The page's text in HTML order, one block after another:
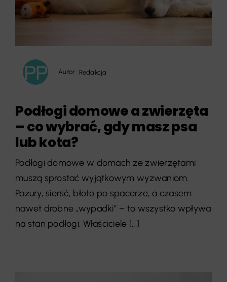
Autor: Redakcja
Podłogi domowe a zwierzęta
– co wybrać, gdy masz psa
lub kota?
Podłogi domowe w domach ze zwierzętami
muszą sprostać wyjątkowym wyzwaniom.
Pazury, sierść, błoto po spacerze, a czasem
nawet drobne „wypadki” – to wszystko wpływa
na stan podłogi. Właściciele [...]